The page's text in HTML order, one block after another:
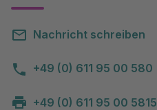
Nachricht schreiben
+49 (0) 611 95 00 580
+49 (0) 611 95 00 5815